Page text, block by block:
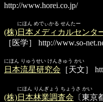
http://www.horei.co.jp/
にほん めでぃかる せんたー
(株)日本メディカルセンタ
［医学］
http://www.so-
にほん りゅうせい けんきゅう かい
日本流星研究会 ［天文］
にほん りんぎょう ちょうさ かい
(株)日本林業調査会 〔東京